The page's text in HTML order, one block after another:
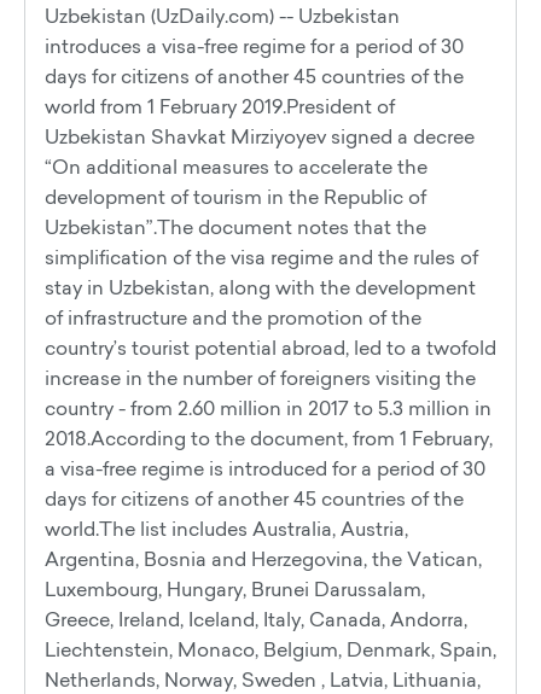
Uzbekistan (UzDaily.com) -- Uzbekistan
introduces a visa-free regime for a period of 30
days for citizens of another 45 countries of the
world from 1 February 2019.President of
Uzbekistan Shavkat Mirziyoyev signed a decree
“On additional measures to accelerate the
development of tourism in the Republic of
Uzbekistan”.The document notes that the
simplification of the visa regime and the rules of
stay in Uzbekistan, along with the development
of infrastructure and the promotion of the
country’s tourist potential abroad, led to a twofold
increase in the number of foreigners visiting the
country - from 2.60 million in 2017 to 5.3 million in
2018.According to the document, from 1 February,
a visa-free regime is introduced for a period of 30
days for citizens of another 45 countries of the
world.The list includes Australia, Austria,
Argentina, Bosnia and Herzegovina, the Vatican,
Luxembourg, Hungary, Brunei Darussalam,
Greece, Ireland, Iceland, Italy, Canada, Andorra,
Liechtenstein, Monaco, Belgium, Denmark, Spain,
Netherlands, Norway, Sweden , Latvia, Lithuania,